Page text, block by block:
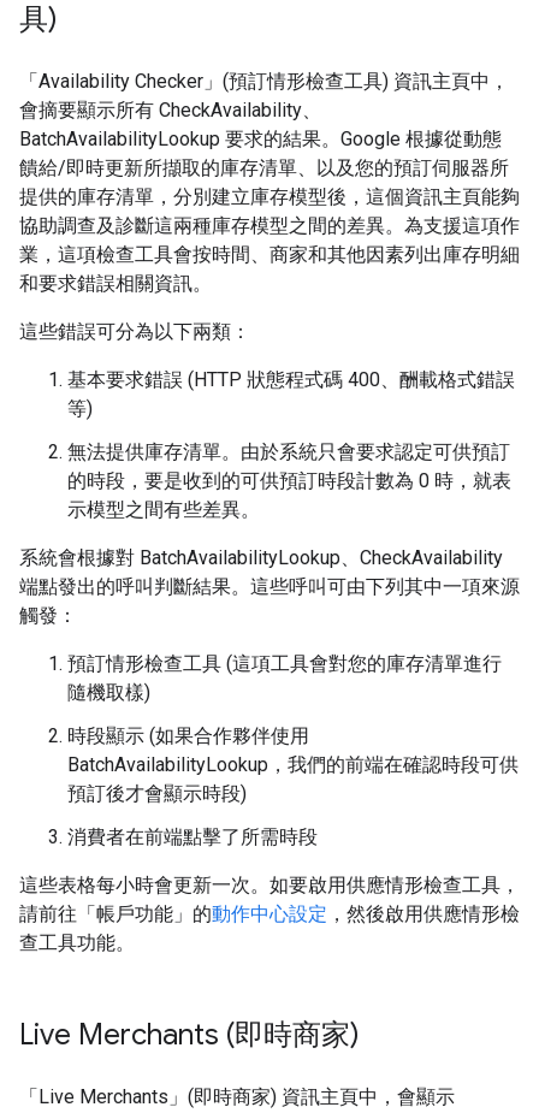
具)
「Availability Checker」(預訂情形檢查工具) 資訊主頁中，
會摘要顯示所有 CheckAvailability、
BatchAvailabilityLookup 要求的結果。Google 根據從動態
饋給/即時更新所擷取的庫存清單、以及您的預訂伺服器所
提供的庫存清單，分別建立庫存模型後，這個資訊主頁能夠
協助調查及診斷這兩種庫存模型之間的差異。為支援這項作
業，這項檢查工具會按時間、商家和其他因素列出庫存明細
和要求錯誤相關資訊。
這些錯誤可分為以下兩類：
基本要求錯誤 (HTTP 狀態程式碼 400、酬載格式錯誤
等)
無法提供庫存清單。由於系統只會要求認定可供預訂
的時段，要是收到的可供預訂時段計數為 0 時，就表
示模型之間有些差異。
系統會根據對 BatchAvailabilityLookup、CheckAvailability
端點發出的呼叫判斷結果。這些呼叫可由下列其中一項來源
觸發：
預訂情形檢查工具 (這項工具會對您的庫存清單進行
隨機取樣)
時段顯示 (如果合作夥伴使用
BatchAvailabilityLookup，我們的前端在確認時段可供
預訂後才會顯示時段)
消費者在前端點擊了所需時段
這些表格每小時會更新一次。如要啟用供應情形檢查工具，
請前往「帳戶功能」的動作中心設定 ，然後啟用供應情形檢
查工具功能。
Live Merchants (即時商家)
「Live Merchants」(即時商家) 資訊主頁中，會顯示